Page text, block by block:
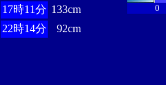
17時11分 133cm
22時14分
92cm
0